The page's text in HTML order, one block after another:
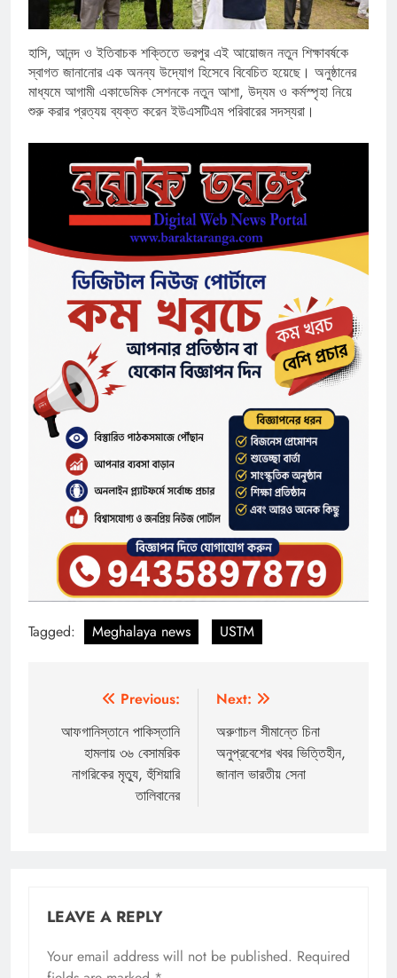
হাসি, আনন্দ ও ইতিবাচক শক্তিতে ভরপুর এই আয়োজন নতুন শিক্ষাবর্ষকে
স্বাগত জানানোর এক অনন্য উদ্যোগ হিসেবে বিবেচিত হয়েছে। অনুষ্ঠানের
মাধ্যমে আগামী একাডেমিক সেশনকে নতুন আশা, উদ্যম ও কর্মস্পৃহা নিয়ে
শুরু করার প্রত্যয় ব্যক্ত করেন ইউএসটিএম পরিবারের সদস্যরা।
Tagged: Meghalaya news USTM
navigation
Previous:
আফগানিস্তানে পাকিস্তানি
হামলায় ৩৬ বেসামরিক
নাগরিকের মৃত্যু, হুঁশিয়ারি
তালিবানের
Next:
অরুণাচল সীমান্তে চিনা
অনুপ্রবেশের খবর ভিত্তিহীন,
জানাল ভারতীয় সেনা
LEAVE A REPLY
Your email address will not be published. Required